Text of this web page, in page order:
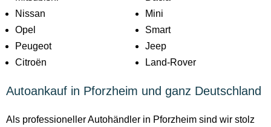
Nissan
Opel
Peugeot
Citroën
Mini
Smart
Jeep
Land-Rover
Autoankauf in Pforzheim und ganz Deutschland
Als professioneller Autohändler in Pforzheim sind wir stolz